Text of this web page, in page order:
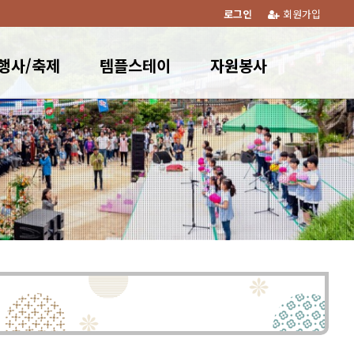
회원가입
로그인
사/축제 템플스테이 자원봉사